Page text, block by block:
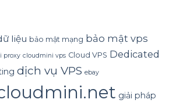
liệu bảo mật mạng bảo mật vps
proxy cloudmini vps Cloud VPS Dedicated
dịch vụ VPS ebay
giải pháp